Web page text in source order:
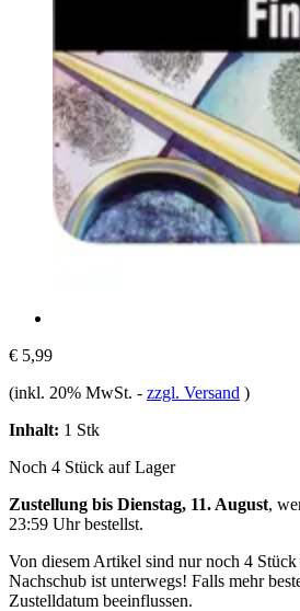
€ 5,99
(inkl. 20% MwSt. - zzgl. Versand )
Inhalt: 1 Stk
Noch 4 Stück auf Lager
Zustellung bis Dienstag, 11. August,
23:59 Uhrbestellst.
Von diesem Artikel sind nur noch 4 Stück
Nachschub ist unterwegs! Falls mehr
Zustelldatum beeinflussen.